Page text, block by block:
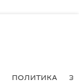
ПОЛИТИКА